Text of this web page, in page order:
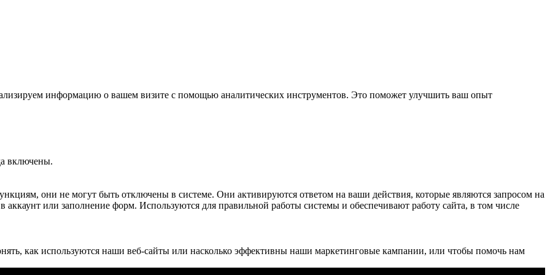
информацию о вашем визите с помощью аналитических инструментов. Это поможет улучшить ваш опыт
включены.
они не могут быть отключены в системе. Они активируются ответом на ваши действия, которые являются запросом на
аккаунт или заполнение форм. Используются для правильной работы системы и обеспечивают работу сайта, в том числе
как используются наши веб-сайты или насколько эффективны наши маркетинговые кампании, или чтобы помочь нам